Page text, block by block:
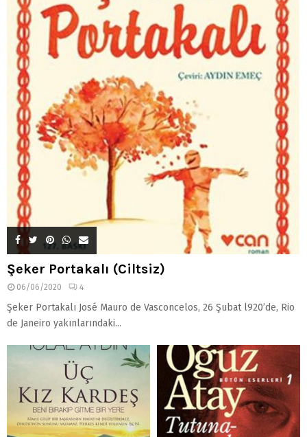
Şeker Portakalı (Ciltsiz)
06/06/2020 4
Şeker Portakalı José Mauro de Vasconcelos, 26 Şubat l920’de, Rio
de Janeiro yakınlarındaki...